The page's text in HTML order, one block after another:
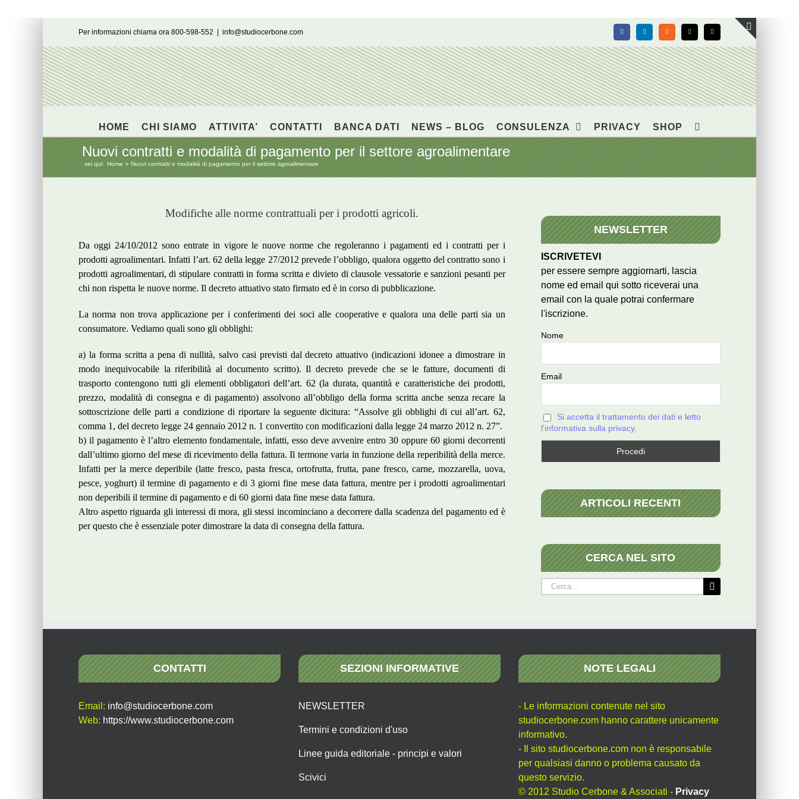
Per informazioni chiama ora 800-598-552 info@studiocerbone.com FacebookLinkedIn Rss X Email
HOME CHI SIAMO ATTIVITA’ CONTATTI BANCA DATI NEWS – BLOG CONSULENZA PRIVACY SHOP
Nuovi contratti e modalità di pagamento per il settore agroalimentare
sei qui: Home Nuovi contratti e modalità di pagamento per il settore agroalimentare
Modifiche alle norme contrattuali per i prodotti agricoli.
Da oggi 24/10/2012 sono entrate in vigore le nuove norme che regoleranno i pagamenti ed i contratti per i
prodotti agroalimentari. Infatti l’art. 62 della legge 27/2012 prevede l’obbligo, qualora oggetto del contratto sono i
prodotti agroalimentari, di stipulare contratti in forma scritta e divieto di clausole vessatorie e sanzioni pesanti per
chi non rispetta le nuove norme. Il decreto attuativo stato firmato ed è in corso di pubblicazione.
La norma non trova applicazione per i conferimenti dei soci alle cooperative e qualora una delle parti sia un
consumatore. Vediamo quali sono gli obblighi:
a) la forma scritta a pena di nullità, salvo casi previsti dal decreto attuativo (indicazioni idonee a dimostrare in
modo inequivocabile la riferibilità al documento scritto). Il decreto prevede che se le fatture, documenti di
trasporto contengono tutti gli elementi obbligatori dell’art. 62 (la durata, quantità e caratteristiche dei prodotti,
prezzo, modalità di consegna e di pagamento) assolvono all’obbligo della forma scritta anche senza recare la
sottoscrizione delle parti a condizione di riportare la seguente dicitura: “Assolve gli obblighi di cui all’art. 62,
comma 1, del decreto legge 24 gennaio 2012 n. 1 convertito con modificazioni dalla legge 24 marzo 2012 n. 27”.
b) il pagamento è l’altro elemento fondamentale, infatti, esso deve avvenire entro 30 oppure 60 giorni decorrenti
dall’ultimo giorno del mese di ricevimento della fattura. Il termone varia in funzione della reperibilità della merce.
Infatti per la merce deperibile (latte fresco, pasta fresca, ortofrutta, frutta, pane fresco, carne, mozzarella, uova,
pesce, yoghurt) il termine di pagamento e di 3 giorni fine mese data fattura, mentre per i prodotti agroalimentari
non deperibili il termine di pagamento e di 60 giorni data fine mese data fattura.
Altro aspetto riguarda gli interessi di mora, gli stessi incominciano a decorrere dalla scadenza del pagamento ed è
per questo che è essenziale poter dimostrare la data di consegna della fattura.
NEWSLETTER
ISCRIVETEVI
per essere sempre aggiornarti, lascia
nome ed email qui sotto riceverai una
email con la quale potrai confermare
l'iscrizione.
Nome
Email
Si accetta il trattamento dei dati e letto
l'informativa sulla privacy.
ARTICOLI RECENTI
CERCA NEL SITO
Cerca
per:
CONTATTI
Email: info@studiocerbone.com
Web: https://www.studiocerbone.com
SEZIONI INFORMATIVE
NEWSLETTER
Termini e condizioni d'uso
Linee guida editoriale - principi e valori
Scivici
NOTE LEGALI
- Le informazioni contenute nel sito
studiocerbone.com hanno carattere unicamente
informativo.
- Il sito studiocerbone.com non è responsabile
per qualsiasi danno o problema causato da
questo servizio.
© 2012 Studio Cerbone & Associati - Privacy
Toggle
area
barra
scorrevole